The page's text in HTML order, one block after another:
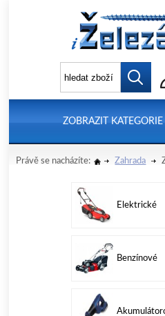
ZOBRAZIT KATEGORIE
Právě se nacházíte: Zahrada
Elektrické
Benzínové